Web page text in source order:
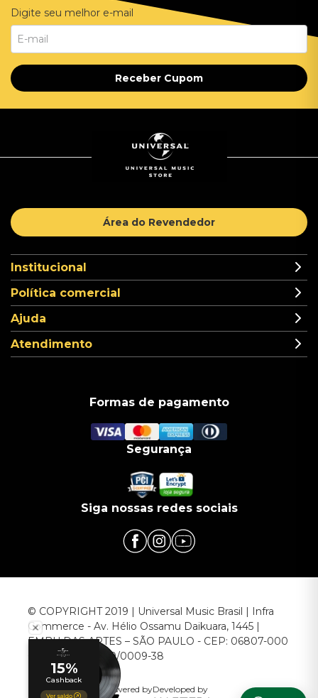
Digite seu melhor e-mail
Receber Cupom
Área do Revendedor
Institucional
Política comercial
Ajuda
Atendimento
Formas de pagamento
Segurança
Siga nossas redes sociais
© COPYRIGHT 2019 | Universal Music Brasil | Infra
Commerce - Av. Hélio Ossamu Daikuara, 1445 |
EMBU DAS ARTES – SÃO PAULO - CEP: 06807-000
CNPJ: 00.952.789/0009-38
Powered byDeveloped by